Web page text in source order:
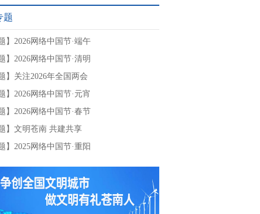
题
】2026网络中国节·端午
】2026网络中国节·清明
】关注2026年全国两会
】2026网络中国节·元宵
】2026网络中国节·春节
】文明苍南 共建共享
】2025网络中国节·重阳